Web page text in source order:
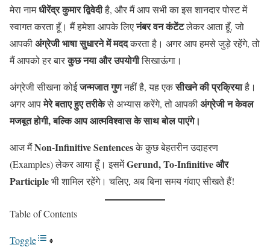
मेरा नामधीरेंद्र कुमार द्विवेदीहै, और मैं आप सभी का इस शानदार पोस्ट में
स्वागत करता हूँ। मैं हमेशा आपके लिएनंबर वन कंटेंटलेकर आता हूँ, जो
आपकीअंग्रेजी भाषा सुधारने में मददकरता है। अगर आप हमसे जुड़े रहेंगे, तो
मैं आपको हर बारकुछ नया और उपयोगीसिखाऊंगा।
अंग्रेजी सीखना कोईजन्मजात गुणनहीं है, यह एकसीखने की प्रक्रियाहै।
अगर आपमेरे बताए हुए तरीकेसे अभ्यास करेंगे, तो आपकीअंग्रेजी न केवल
मजबूत होगी, बल्कि आप आत्मविश्वास के साथ बोल पाएंगे।
आज मैंNon-Infinitive Sentencesके कुछ बेहतरीन उदाहरण
(Examples) लेकर आया हूँ। इसमेंGerund, To-Infinitive और
Participleभी शामिल रहेंगे। चलिए, अब बिना समय गंवाए सीखते हैं!
Table of Contents
Toggle